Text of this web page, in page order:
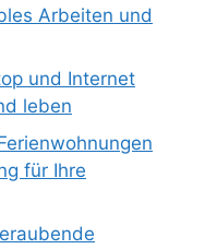
Arbeiten und
und Internet
leben
für Ihre